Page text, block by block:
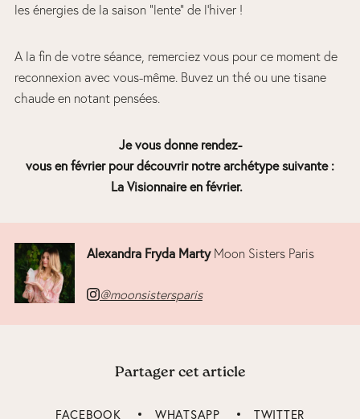
les énergies de la saison “lente” de l’hiver !
A la fin de votre séance, remerciez vous pour ce moment de
reconnexion avec vous-même. Buvez un thé ou une tisane
chaude en notant pensées.
Je vous donne rendez-
vous en février pour découvrir notre archétype suivante :
La Visionnaire en février.
Alexandra Fryda Marty Moon Sisters Paris
@moonsistersparis
Partager cet article
FACEBOOK WHATSAPP TWITTER